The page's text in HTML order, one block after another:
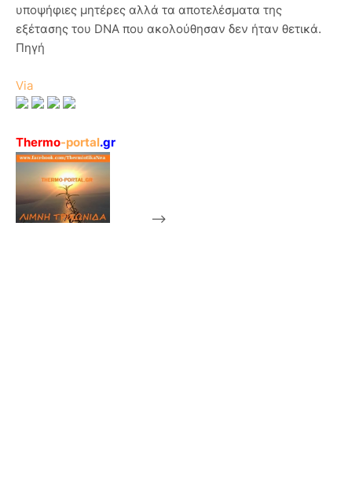
υποψήφιες μητέρες αλλά τα αποτελέσματα της
εξέτασης του DNA που ακολούθησαν δεν ήταν θετικά.
Πηγή
Via
Thermo-portal.gr
-->